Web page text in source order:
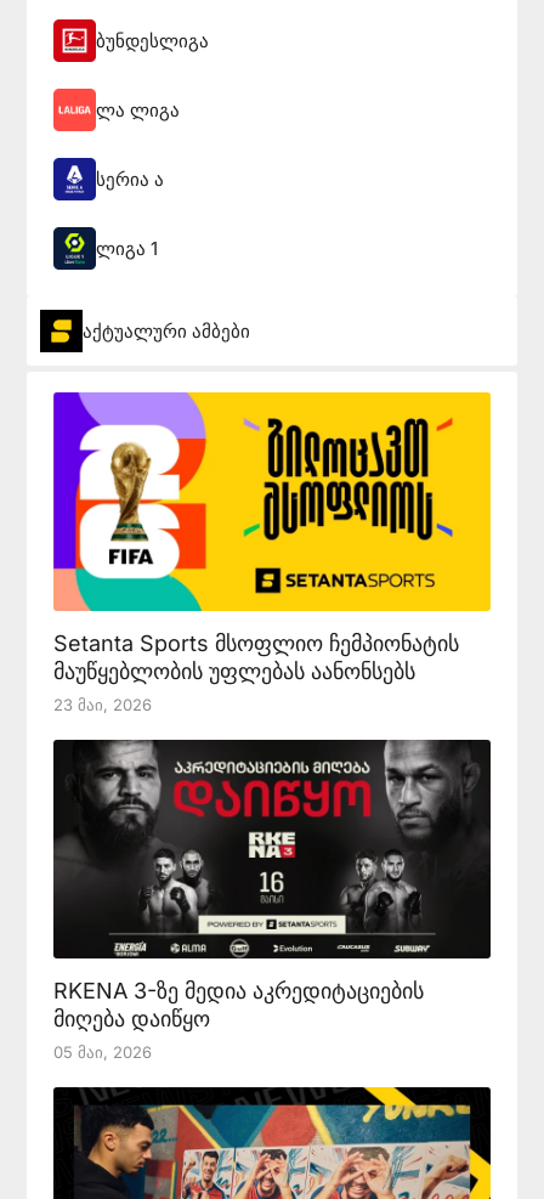
ბუნდესლიგა
ლა ლიგა
სერია ა
ლიგა 1
აქტუალური ამბები
Setanta Sports მსოფლიო ჩემპიონატის
მაუწყებლობის უფლებას აანონსებს
23 Მაი, 2026
RKENA 3-ზე მედია აკრედიტაციების
მიღება დაიწყო
05 Მაი, 2026